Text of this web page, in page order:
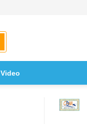
Video